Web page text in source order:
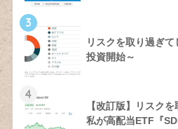
3
リスクを取り過ぎ
投資開始～
4
【改訂版】リスク
私が高配当ETF『